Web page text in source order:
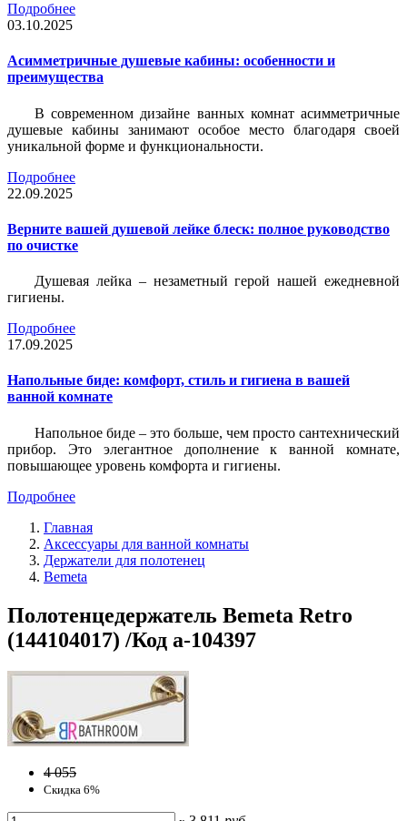
Подробнее
03.10.2025
Асимметричные душевые кабины: особенности и
преимущества
В современном дизайне ванных комнат асимметричные
душевые кабины занимают особое место благодаря своей
уникальной форме и функциональности.
Подробнее
22.09.2025
Верните вашей душевой лейке блеск: полное руководство
по очистке
Душевая лейка – незаметный герой нашей ежедневной
гигиены.
Подробнее
17.09.2025
Напольные биде: комфорт, стиль и гигиена в вашей
ванной комнате
Напольное биде – это больше, чем просто сантехнический
прибор. Это элегантное дополнение к ванной комнате,
повышающее уровень комфорта и гигиены.
Подробнее
Главная
Аксессуары для ванной комнаты
Держатели для полотенец
Bemeta
Полотенцедержатель Bemeta Retro
(144104017) /Код a-104397
4 055
Скидка 6%